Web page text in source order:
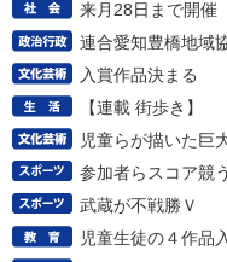
来月28日まで開催
連合愛知豊橋地域
入賞作品決まる
【連載 街歩き】
児童らが描いた巨
参加者らスコア競う
武蔵が不戦勝Ｖ
児童生徒の４作品